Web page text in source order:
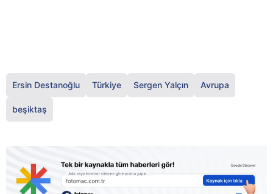
Ersin Destanoğlu Türkiye Sergen Yalçın Avrupa
beşiktaş